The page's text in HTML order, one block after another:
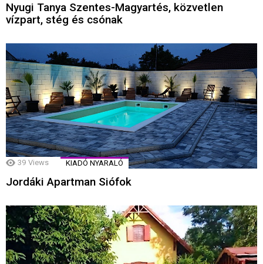
Nyugi Tanya Szentes-Magyartés, közvetlen
vízpart, stég és csónak
39 Views KIADÓ NYARALÓ
Jordáki Apartman Siófok